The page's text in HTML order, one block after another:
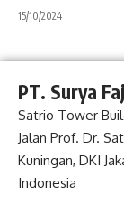
15/10/2024
PT. Surya
Satrio Tower
Jalan Prof. Dr.
Kuningan, DKI
Indonesia